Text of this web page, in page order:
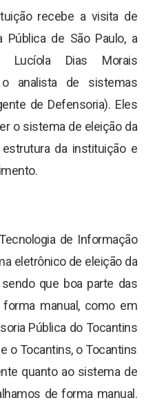
recebe a visita de
Pública de São Paulo, a
Lucíola Dias Morais
analista de sistemas
de Defensoria). Eles
o sistema de eleição da
da instituição e
de Informação
eletrônico de eleição da
que boa parte das
manual, como em
Pública do Tocantins
o Tocantins, o Tocantins
quanto ao sistema de
de forma manual.